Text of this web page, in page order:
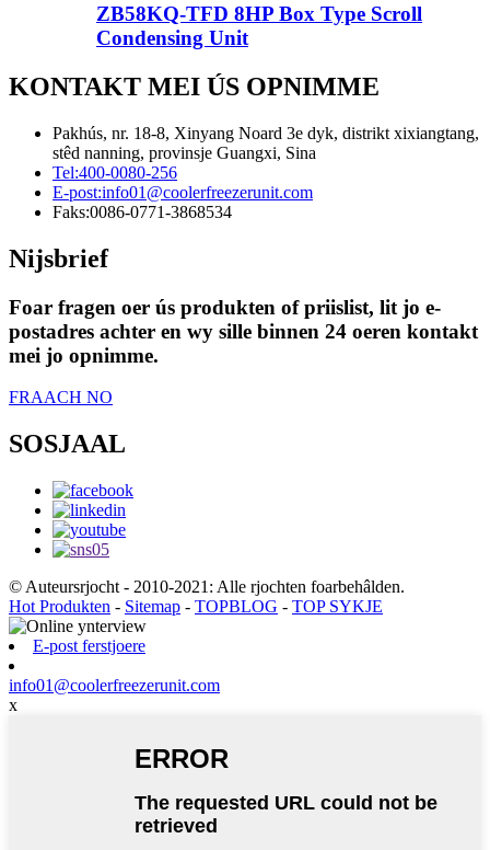
ZB58KQ-TFD 8HP Box Type Scroll
Condensing Unit
KONTAKT MEI ÚS OPNIMME
Pakhús, nr. 18-8, Xinyang Noard 3e dyk, distrikt xixiangtang,
stêd nanning, provinsje Guangxi, Sina
Tel:400-0080-256
E-post:info01@coolerfreezerunit.com
Faks:0086-0771-3868534
Nijsbrief
Foar fragen oer ús produkten of priislist, lit jo e-
postadres achter en wy sille binnen 24 oeren kontakt
mei jo opnimme.
FRAACH NO
SOSJAAL
© Auteursrjocht - 2010-2021: Alle rjochten foarbehâlden.
Hot Produkten - Sitemap - TOPBLOG - TOP SYKJE
E-post ferstjoere
info01@coolerfreezerunit.com
x